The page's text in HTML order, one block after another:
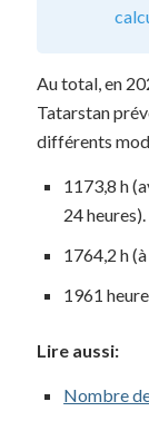
Au total, en
Tatarstan
différents
1173,8 h
24 heures).
1764,2 h
1961
Lire aussi:
Nombre